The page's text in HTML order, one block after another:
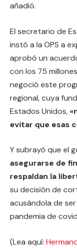
añadió.
El secretario de
instó a la OPS a
aprobó un
con los 75
negoció este
regional, cuya
Estados Unidos,
evitar que esas
Y subrayó que el
asegurarse de
respaldan la
su decisión de
acusándola de
pandemia de
(Lea aquí: